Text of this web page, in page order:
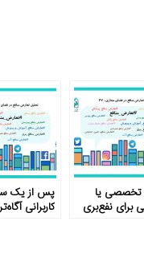
یا
برای نفع‌بری
پس از یک
کاربرانی